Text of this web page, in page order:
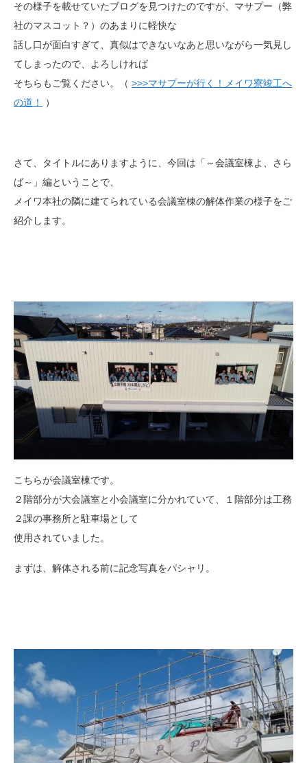
その様子を載せていたブログを見つけたのですが、マサプー（弊
社のマスコット？）のあまりに軽快な
話し口が面白すぎて、真似はできないなあと思いながら一気見し
てしまったので、よろしければ
そちらもご覧ください。（ >>>マサプーが行く！メイワ寮竣工へ
の道！
）
さて、タイトルにありますように、今回は「～会議室棟よ、さら
ば～」編ということで、
メイワ本社の隣に建てられている会議室棟の解体作業の様子をご
紹介します。
こちらが会議室棟です。
２階部分が大会議室と小会議室に分かれていて、１階部分は工務
２課の事務所と駐車場として
使用されていました。
まずは、解体される前に記念写真をパシャリ。